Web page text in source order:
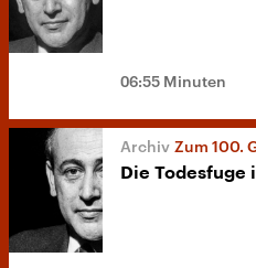
06:55 Minuten
Zum 100.
Die Todesfuge